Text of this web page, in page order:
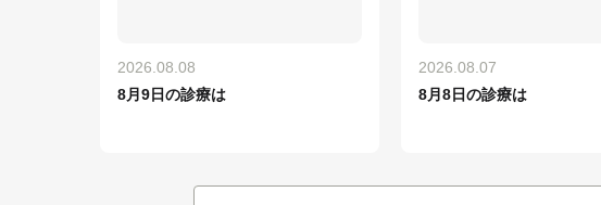
2026.08.08
8月9日の診療は
2026.08.07
8月8日の診療は